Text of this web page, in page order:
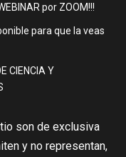
por ZOOM!!!
para que la veas
CIENCIA Y
son de exclusiva
y no representan,